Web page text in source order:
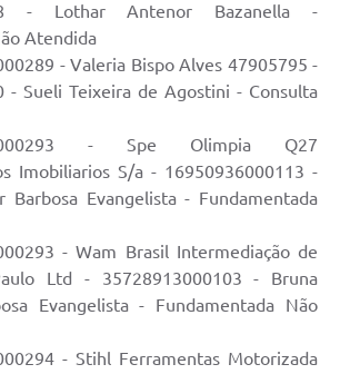
- Lothar Antenor Bazanella -
Atendida
- Valeria Bispo Alves 47905795 -
- Sueli Teixeira de Agostini - Consulta
0000293 - Spe Olimpia Q27
Imobiliarios S/a - 16950936000113 -
Barbosa Evangelista - Fundamentada
- Wam Brasil Intermediação de
Ltd - 35728913000103 - Bruna
Evangelista - Fundamentada Não
- Stihl Ferramentas Motorizada